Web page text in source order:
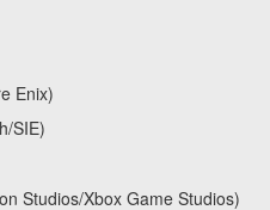
Enix)
SIE)
Studios/Xbox Game Studios)